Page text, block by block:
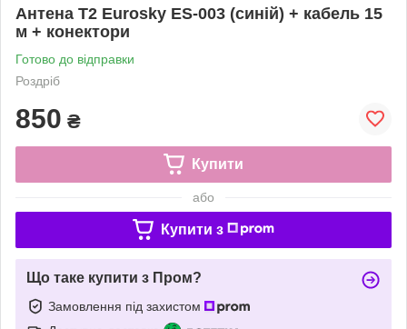
Антена Т2 Eurosky ES-003 (синій) + кабель 15
м + конектори
Готово до відправки
Роздріб
850 ₴
Купити
або
Купити з
Що таке купити з Пром?
Замовлення під захистом